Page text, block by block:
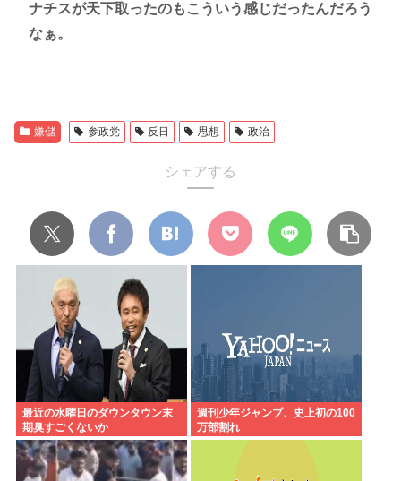
ナチスが天下取ったのもこういう感じだったんだろう
なぁ。
嫌儲 参政党 反日 思想 政治
シェアする
最近の水曜日のダウンタウン末
期臭すごくないか
週刊少年ジャンプ、史上初の100
万部割れ